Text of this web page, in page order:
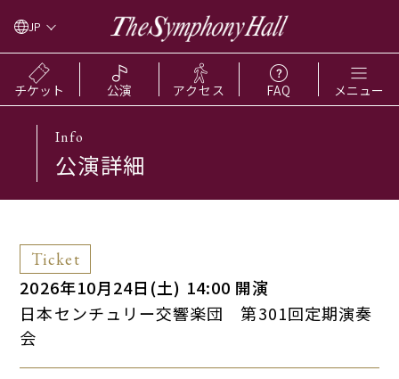
JP
チケット 公演 アクセス FAQ メニュー
Info
公演詳細
Ticket
2026年10月24日(土) 14:00 開演
日本センチュリー交響楽団 第301回定期演奏
会